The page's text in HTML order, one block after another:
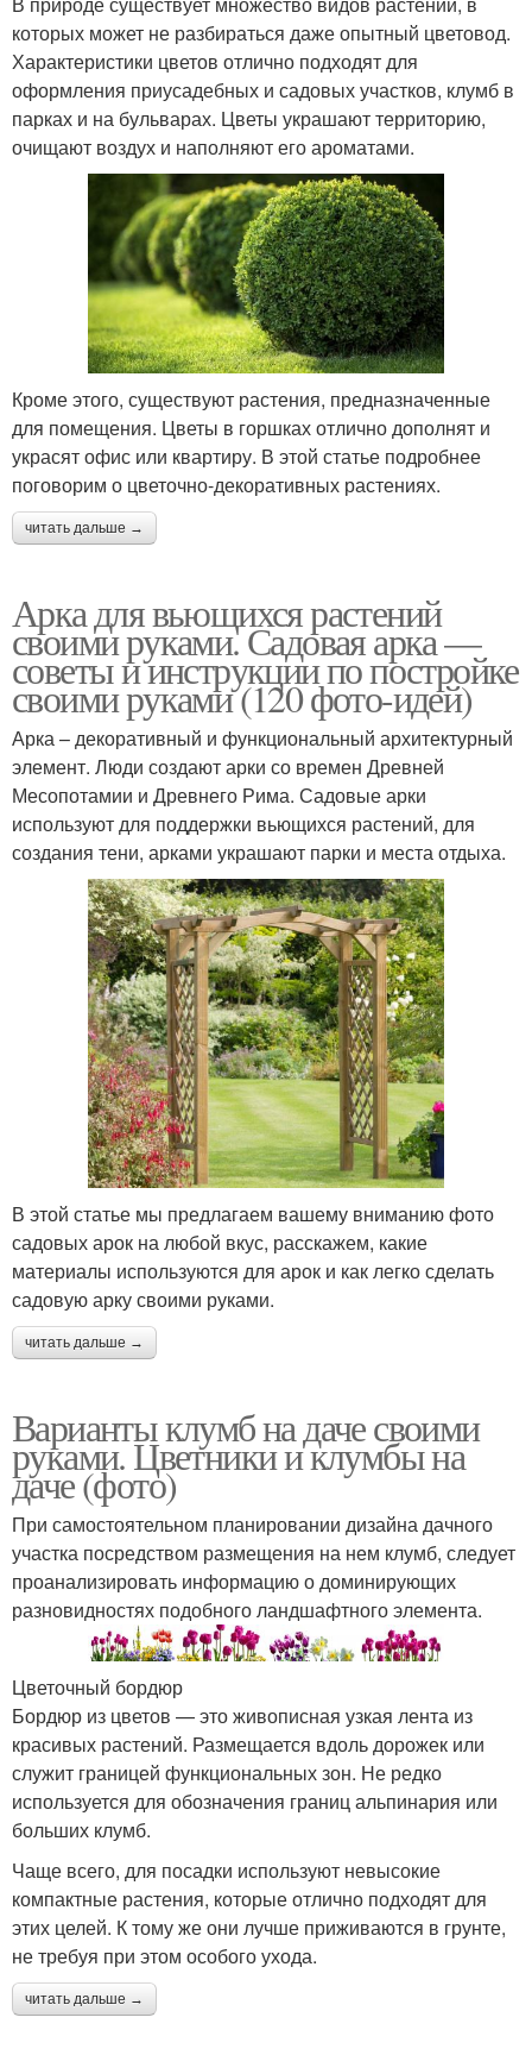
которых может не разбираться даже опытный цветовод.
Характеристики цветов отлично подходят для
оформления приусадебных и садовых участков, клумб в
парках и на бульварах. Цветы украшают территорию,
очищают воздух и наполняют его ароматами.
Кроме этого, существуют растения, предназначенные
для помещения. Цветы в горшках отлично дополнят и
украсят офис или квартиру. В этой статье подробнее
поговорим о цветочно-декоративных растениях.
читать дальше →
Арка для вьющихся растений
своими руками. Садовая арка —
советы и инструкции по постройке
своими руками (120 фото-идей)
Арка – декоративный и функциональный архитектурный
элемент. Люди создают арки со времен Древней
Месопотамии и Древнего Рима. Садовые арки
используют для поддержки вьющихся растений, для
создания тени, арками украшают парки и места отдыха.
В этой статье мы предлагаем вашему вниманию фото
садовых арок на любой вкус, расскажем, какие
материалы используются для арок и как легко сделать
садовую арку своими руками.
читать дальше →
Варианты клумб на даче своими
руками. Цветники и клумбы на
даче (фото)
При самостоятельном планировании дизайна дачного
участка посредством размещения на нем клумб, следует
проанализировать информацию о доминирующих
разновидностях подобного ландшафтного элемента.
Цветочный бордюр
Бордюр из цветов — это живописная узкая лента из
красивых растений. Размещается вдоль дорожек или
служит границей функциональных зон. Не редко
используется для обозначения границ альпинария или
больших клумб.
Чаще всего, для посадки используют невысокие
компактные растения, которые отлично подходят для
этих целей. К тому же они лучше приживаются в грунте,
не требуя при этом особого ухода.
читать дальше →